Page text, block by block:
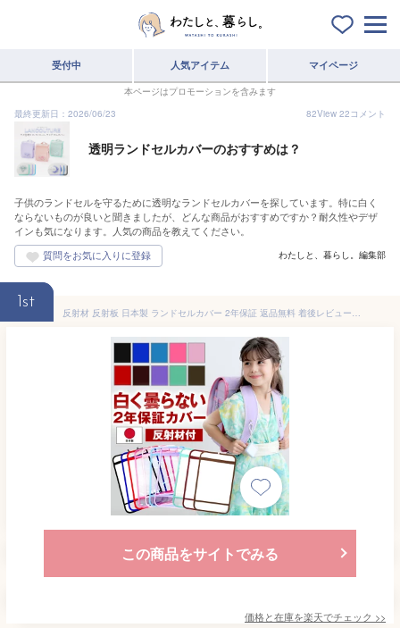
受付中 人気アイテム マイページ
本ページはプロモーションを含みます
最終更新日：2026/06/23
82View 22コメント
透明ランドセルカバーのおすすめは？
子供のランドセルを守るために透明なランドセルカバーを探しています。特に白く
ならないものが良いと聞きましたが、どんな商品がおすすめですか？耐久性やデザ
インも気になります。人気の商品を教えてください。
わたしと、暮らし。編集部
1st
反射材 反射板 日本製 ランドセルカバー 2年保証 返品無料 着後レビューでキャラグッズ2点 透明 送料無料 シンプル 白くならない 男の子 女の子 透明度 国産 レッド ピンク ライトピンク パープル スカイブルー ブルー ブラック
この商品をサイトでみる
価格と在庫を楽天でチェック >>